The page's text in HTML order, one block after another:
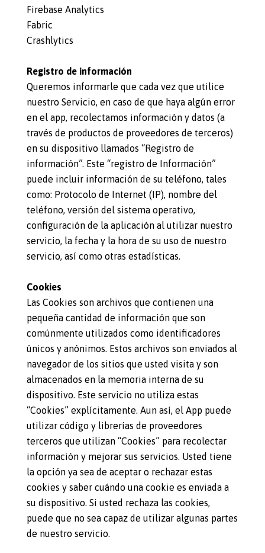
Firebase Analytics
Fabric
Crashlytics
Registro de información
Queremos informarle que cada vez que utilice
nuestro Servicio, en caso de que haya algún error
en el app, recolectamos información y datos (a
través de productos de proveedores de terceros)
en su dispositivo llamados “Registro de
información”. Este “registro de Información”
puede incluir información de su teléfono, tales
como: Protocolo de Internet (IP), nombre del
teléfono, versión del sistema operativo,
configuración de la aplicación al utilizar nuestro
servicio, la fecha y la hora de su uso de nuestro
servicio, así como otras estadísticas.
Cookies
Las Cookies son archivos que contienen una
pequeña cantidad de información que son
comúnmente utilizados como identificadores
únicos y anónimos. Estos archivos son enviados al
navegador de los sitios que usted visita y son
almacenados en la memoria interna de su
dispositivo. Este servicio no utiliza estas
“Cookies” explícitamente. Aun así, el App puede
utilizar código y librerías de proveedores
terceros que utilizan “Cookies” para recolectar
información y mejorar sus servicios. Usted tiene
la opción ya sea de aceptar o rechazar estas
cookies y saber cuándo una cookie es enviada a
su dispositivo. Si usted rechaza las cookies,
puede que no sea capaz de utilizar algunas partes
de nuestro servicio.